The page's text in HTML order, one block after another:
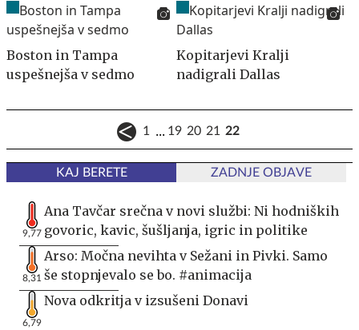
Boston in Tampa
uspešnejša v sedmo
Kopitarjevi Kralji
nadigrali Dallas
1 ... 19 20 21 22
KAJ BERETE ZADNJE OBJAVE
9,77
Ana Tavčar srečna v novi službi: Ni hodniških
govoric, kavic, šušljanja, igric in politike
8,31
Arso: Močna nevihta v Sežani in Pivki. Samo
še stopnjevalo se bo. #animacija
6,79
Nova odkritja v izsušeni Donavi